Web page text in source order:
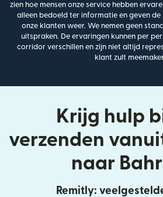
zien hoe mensen onze service hebben
alleen bedoeld ter informatie en geven de
onze klanten weer. We nemen geen
uitspraken. De ervaringen kunnen per
corridor verschillen en zijn niet altijd
klant zult
Krijg hulp
verzenden
naar
Remitly: